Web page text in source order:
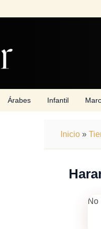
Árabes Infantil
Inicio »
No